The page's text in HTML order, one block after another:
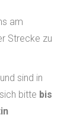
am
Strecke zu
sind in
bitte bis